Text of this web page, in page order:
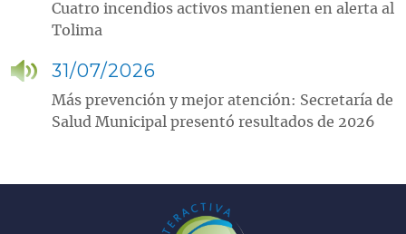
Cuatro incendios activos mantienen en alerta al
Tolima
31/07/2026
Más prevención y mejor atención: Secretaría de
Salud Municipal presentó resultados de 2026